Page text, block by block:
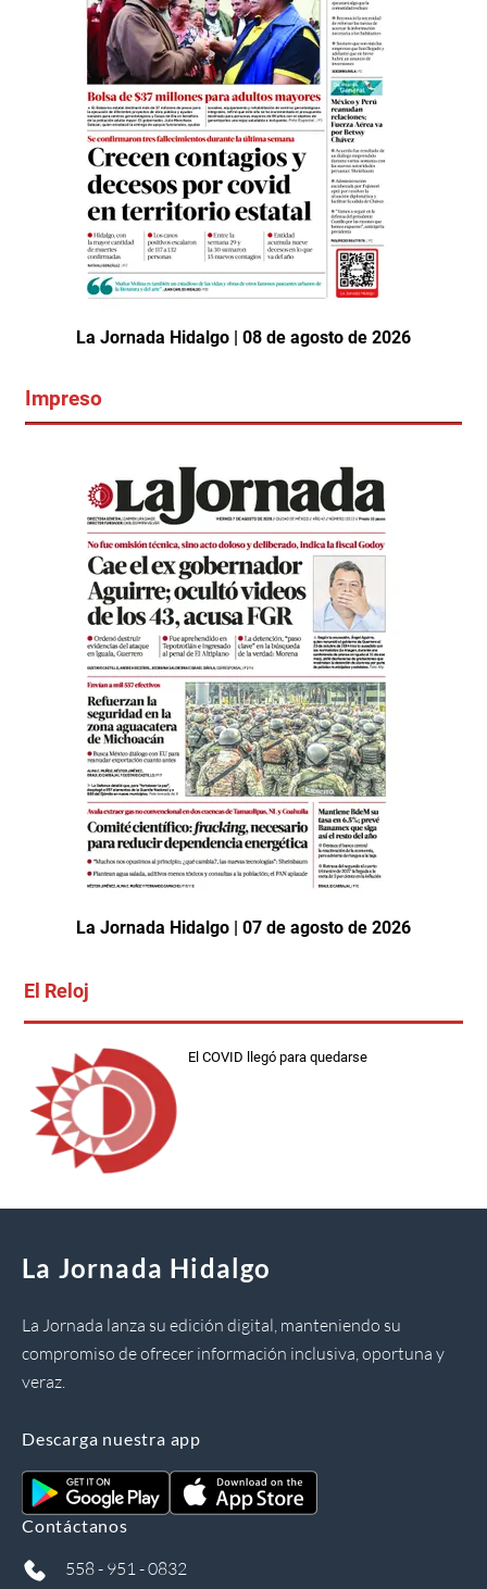
La Jornada Hidalgo | 08 de agosto de 2026
Impreso
La Jornada Hidalgo | 07 de agosto de 2026
El Reloj
El COVID llegó para quedarse
La Jornada Hidalgo
La Jornada lanza su edición digital, manteniendo su
compromiso de ofrecer información inclusiva, oportuna y
veraz.
Descarga nuestra app
Contáctanos
558 - 951 - 0832